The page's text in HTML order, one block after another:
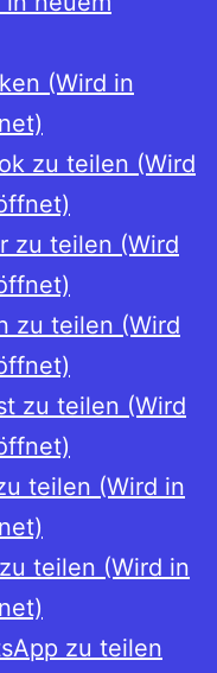
(Wird in
zu teilen (Wird
zu teilen (Wird
zu teilen (Wird
zu teilen (Wird
teilen (Wird in
teilen (Wird in
zu teilen